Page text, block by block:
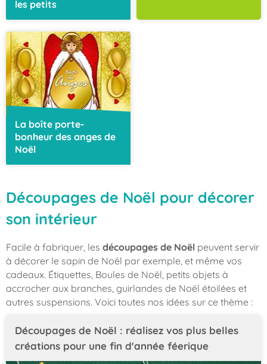
les petits
La boîte porte-
bonheur des anges de
Noël
Découpages de Noël pour décorer
son intérieur
Facile à fabriquer, les découpages de Noël peuvent servir
à décorer le sapin de Noël par exemple, et même vos
cadeaux. Étiquettes, Boules de Noël, petits objets à
accrocher aux branches, guirlandes de Noël étoilées et
autres suspensions. Voici toutes nos idées sur ce thème :
Découpages de Noël : réalisez vos plus belles
créations pour une fin d'année féerique